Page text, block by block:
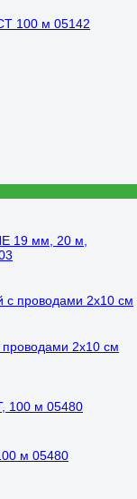
100 м 05142
19 мм, 20 м,
проводами 2х10 см
м 05480